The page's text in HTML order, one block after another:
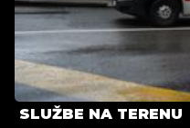
SLUŽBE NA TERENU